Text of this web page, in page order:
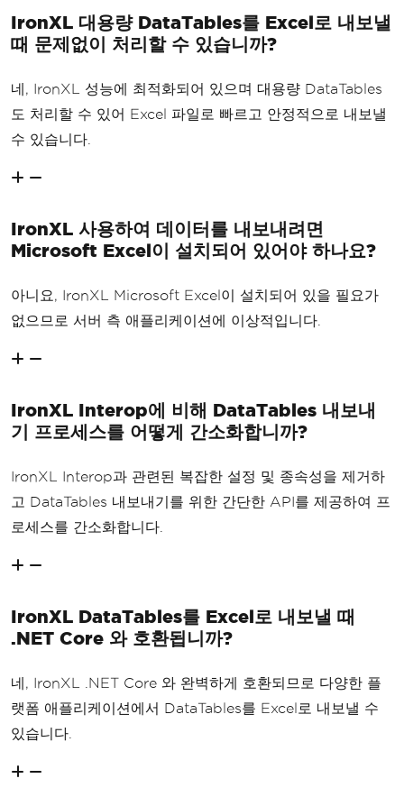
IronXL 대용량 DataTables를 Excel로 내보낼
때 문제없이 처리할 수 있습니까?
네, IronXL 성능에 최적화되어 있으며 대용량 DataTables
도 처리할 수 있어 Excel 파일로 빠르고 안정적으로 내보낼
수 있습니다.
IronXL 사용하여 데이터를 내보내려면
Microsoft Excel이 설치되어 있어야 하나요?
아니요, IronXL Microsoft Excel이 설치되어 있을 필요가
없으므로 서버 측 애플리케이션에 이상적입니다.
IronXL Interop에 비해 DataTables 내보내
기 프로세스를 어떻게 간소화합니까?
IronXL Interop과 관련된 복잡한 설정 및 종속성을 제거하
고 DataTables 내보내기를 위한 간단한 API를 제공하여 프
로세스를 간소화합니다.
IronXL DataTables를 Excel로 내보낼 때
.NET Core 와 호환됩니까?
네, IronXL .NET Core 와 완벽하게 호환되므로 다양한 플
랫폼 애플리케이션에서 DataTables를 Excel로 내보낼 수
있습니다.